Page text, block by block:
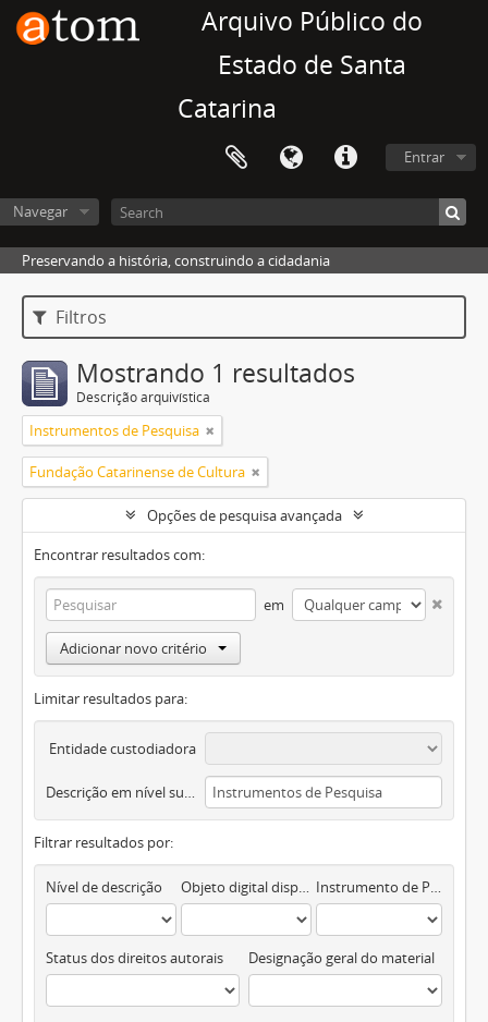
Arquivo Público do
Estado de Santa
Catarina
Entrar
Navegar
Preservando a história, construindo a cidadania
Filtros
Mostrando 1 resultados
Descrição arquivística
Instrumentos de Pesquisa
Fundação Catarinense de Cultura
Opções de pesquisa avançada
Encontrar resultados com:
em
Adicionar novo critério
Limitar resultados para:
Entidade custodiadora
Descrição em nível superior
Filtrar resultados por:
Nível de descrição Objeto digital disponível Instrumento de Pesquisa
Status dos direitos autorais Designação geral do material